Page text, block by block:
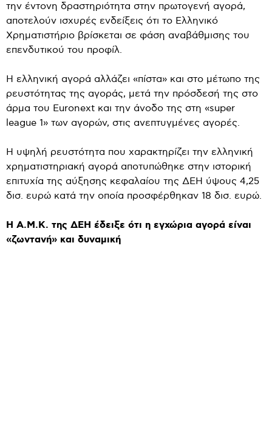
την έντονη δραστηριότητα στην πρωτογενή αγορά,
αποτελούν ισχυρές ενδείξεις ότι το Ελληνικό
Χρηματιστήριο βρίσκεται σε φάση αναβάθμισης του
επενδυτικού του προφίλ.
Η ελληνική αγορά αλλάζει «πίστα» και στο μέτωπο της
ρευστότητας της αγοράς, μετά την πρόσδεσή της στο
άρμα του Euronext και την άνοδο της στη «super
league 1» των αγορών, στις ανεπτυγμένες αγορές.
Η υψηλή ρευστότητα που χαρακτηρίζει την ελληνική
χρηματιστηριακή αγορά αποτυπώθηκε στην ιστορική
επιτυχία της αύξησης κεφαλαίου της ΔΕΗ ύψους 4,25
δισ. ευρώ κατά την οποία προσφέρθηκαν 18 δισ. ευρώ.
Η Α.Μ.Κ. της ΔΕΗ έδειξε ότι η εγχώρια αγορά είναι
«ζωντανή» και δυναμική